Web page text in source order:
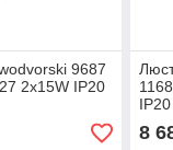
9687
2x15W IP20
IP20
8